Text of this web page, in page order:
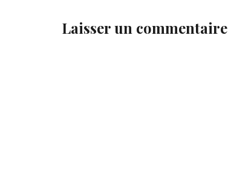
Laisser un commentaire